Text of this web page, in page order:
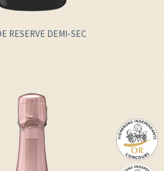
RESERVE DEMI-SEC